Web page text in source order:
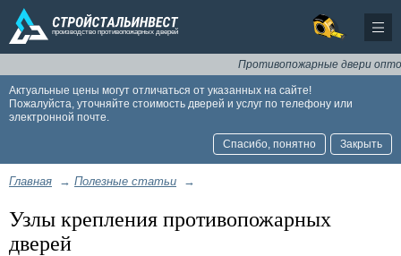
Противопожарные двери
Актуальные цены могут отличаться от указанных на сайте!
Пожалуйста, уточняйте стоимость дверей и услуг по телефону или
электронной почте.
Спасибо, понятно Закрыть
Главная → Полезные статьи →
Узлы крепления противопожарных
дверей